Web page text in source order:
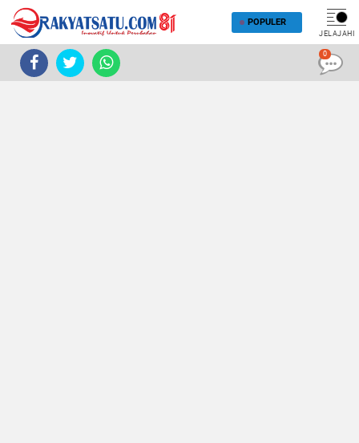
POPULER
JELAJAHI
0